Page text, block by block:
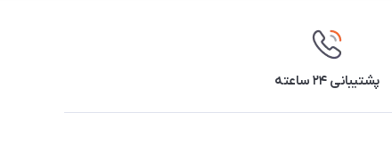
پشتیبانی ۲۴ ساعته